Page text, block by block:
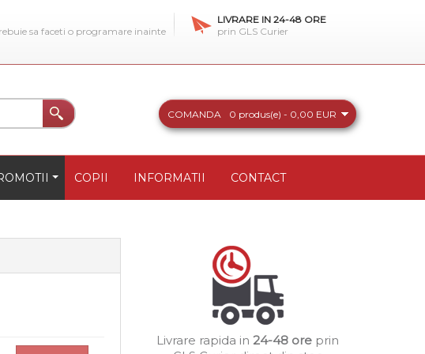
sa faceti o programare inainte
LIVRARE IN 24-48 ORE
prin GLS Curier
COMANDA 0 produs(e) - 0,00 EUR
COPII INFORMATII CONTACT
Livrare rapida in 24-48 ore prin